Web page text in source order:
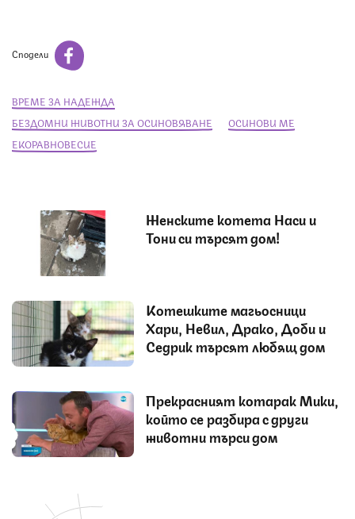
Сподели
ВРЕМЕ ЗА НАДЕЖДА
БЕЗДОМНИ ЖИВОТНИ ЗА ОСИНОВЯВАНЕ
ОСИНОВИ МЕ
ЕКОРАВНОВЕСИЕ
Женските котета Наси и
Тони си търсят дом!
Котешките магьосници
Хари, Невил, Драко, Доби и
Седрик търсят любящ дом
Прекрасният котарак Мики,
който се разбира с други
животни търси дом